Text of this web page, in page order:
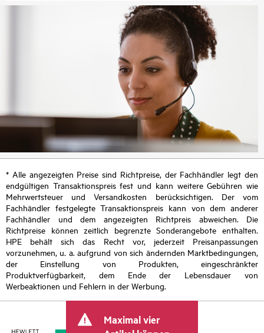
* Alle angezeigten Preise sind Richtpreise, der Fachhändler legt den
endgültigen Transaktionspreis fest und kann weitere Gebühren wie
Mehrwertsteuer und Versandkosten berücksichtigen. Der vom
Fachhändler festgelegte Transaktionspreis kann von dem anderer
Fachhändler und dem angezeigten Richtpreis abweichen. Die
Richtpreise können zeitlich begrenzte Sonderangebote enthalten.
HPE behält sich das Recht vor, jederzeit Preisanpassungen
vorzunehmen, u. a. aufgrund von sich ändernden Marktbedingungen,
der Einstellung von Produkten, eingeschränkter
Produktverfügbarkeit, dem Ende der Lebensdauer von
Werbeaktionen und Fehlern in der Werbung.
Maximal vier